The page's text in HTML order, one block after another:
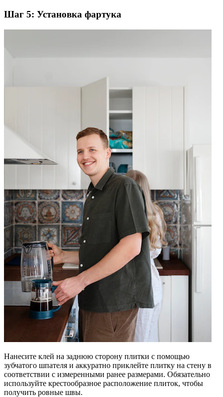
Шаг 5: Установка фартука
Нанесите клей на заднюю сторону плитки с помощью
зубчатого шпателя и аккуратно приклейте плитку на стену в
соответствии с измеренными ранее размерами. Обязательно
используйте крестообразное расположение плиток, чтобы
получить ровные швы.